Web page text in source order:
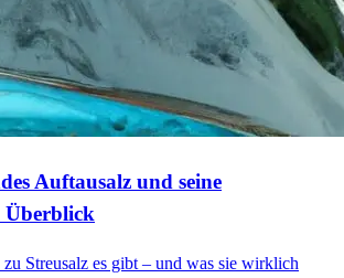
Auftausalz und seine
Streusalz es gibt – und was sie wirklich